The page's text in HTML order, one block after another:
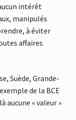
intérêt
manipulés
à éviter
affaires
Suède, Grande-
de la BCE
aucune « valeur »